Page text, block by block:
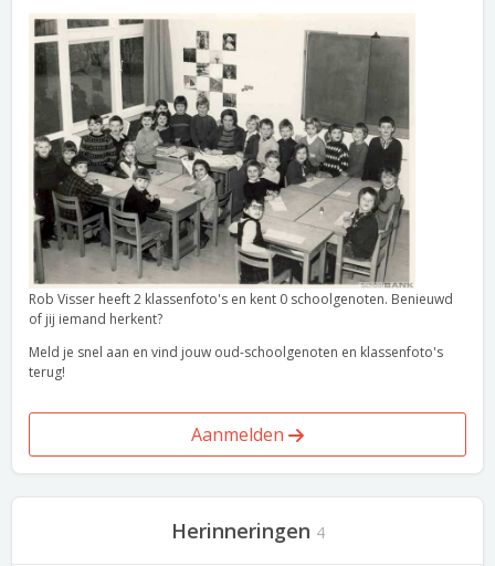
Rob Visser heeft 2 klassenfoto's en kent 0 schoolgenoten. Benieuwd
of jij iemand herkent?
Meld je snel aan en vind jouw oud-schoolgenoten en klassenfoto's
terug!
Aanmelden
Herinneringen 4